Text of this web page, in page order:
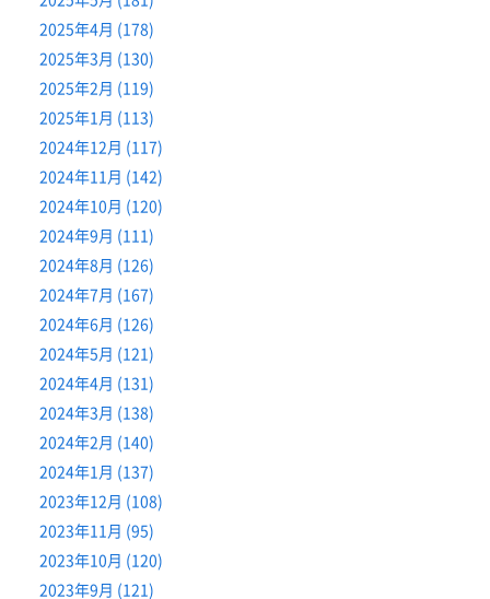
2025年4月 (178)
2025年3月 (130)
2025年2月 (119)
2025年1月 (113)
2024年12月 (117)
2024年11月 (142)
2024年10月 (120)
2024年9月 (111)
2024年8月 (126)
2024年7月 (167)
2024年6月 (126)
2024年5月 (121)
2024年4月 (131)
2024年3月 (138)
2024年2月 (140)
2024年1月 (137)
2023年12月 (108)
2023年11月 (95)
2023年10月 (120)
2023年9月 (121)